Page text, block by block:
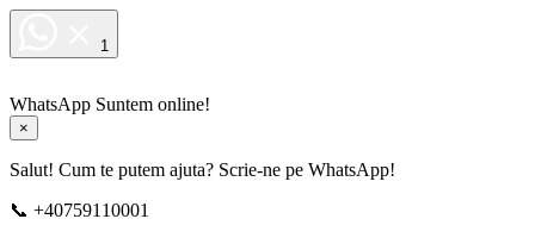
1
WhatsApp Suntem online!
×
Salut! Cum te putem ajuta? Scrie-ne pe WhatsApp!
📞 +40759110001